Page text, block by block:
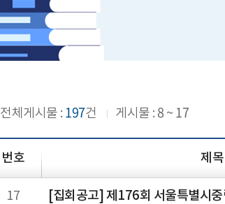
전체게시물 : 197건 게시물 : 8 ~ 17
번호 제목
17 [집회공고] 제176회 서울특별시